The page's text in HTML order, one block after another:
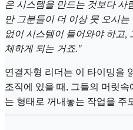
은 시스템을 만드는 것보다 사
만 그분들이 더 이상 못 오시
없이 시스템이 들어와야 하고,
체하게 되는 거죠."
연결자형 리더는 이 타이밍을
조직에 있을 때, 그들의 머릿
는 형태로 꺼내놓는 작업을 주